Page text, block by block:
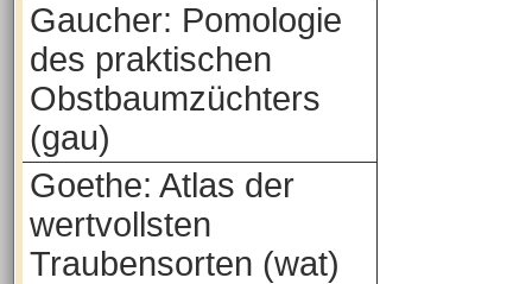
Gaucher: Pomologie
des praktischen
Obstbaumzüchters
(gau)
Goethe: Atlas der
wertvollsten
Traubensorten (wat)